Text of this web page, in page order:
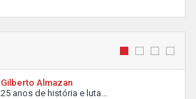
Gilberto Almazan
25 anos de história e luta...